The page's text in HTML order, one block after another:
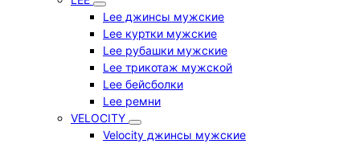
Lee джинсы мужские
Lee куртки мужские
Lee рубашки мужские
Lee трикотаж мужской
Lee бейсболки
Lee ремни
VELOCITY
Velocity джинсы мужские